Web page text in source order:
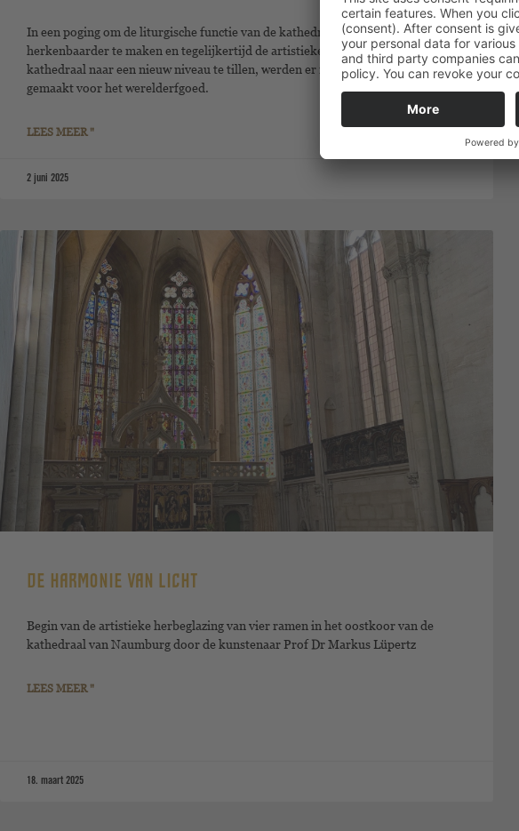
In een poging om de liturgische functie van de kathedraal van Naumburg nog
herkenbaarder te maken en tegelijkertijd de artistieke standaard in de
kathedraal naar een nieuw niveau te tillen, werden er nieuwe paramenten
gemaakt voor het werelderfgoed.
LEES MEER "
2 juni 2025
DE HARMONIE VAN LICHT
Begin van de artistieke herbeglazing van vier ramen in het oostkoor van de
kathedraal van Naumburg door de kunstenaar Prof Dr Markus Lüpertz
LEES MEER "
18. maart 2025